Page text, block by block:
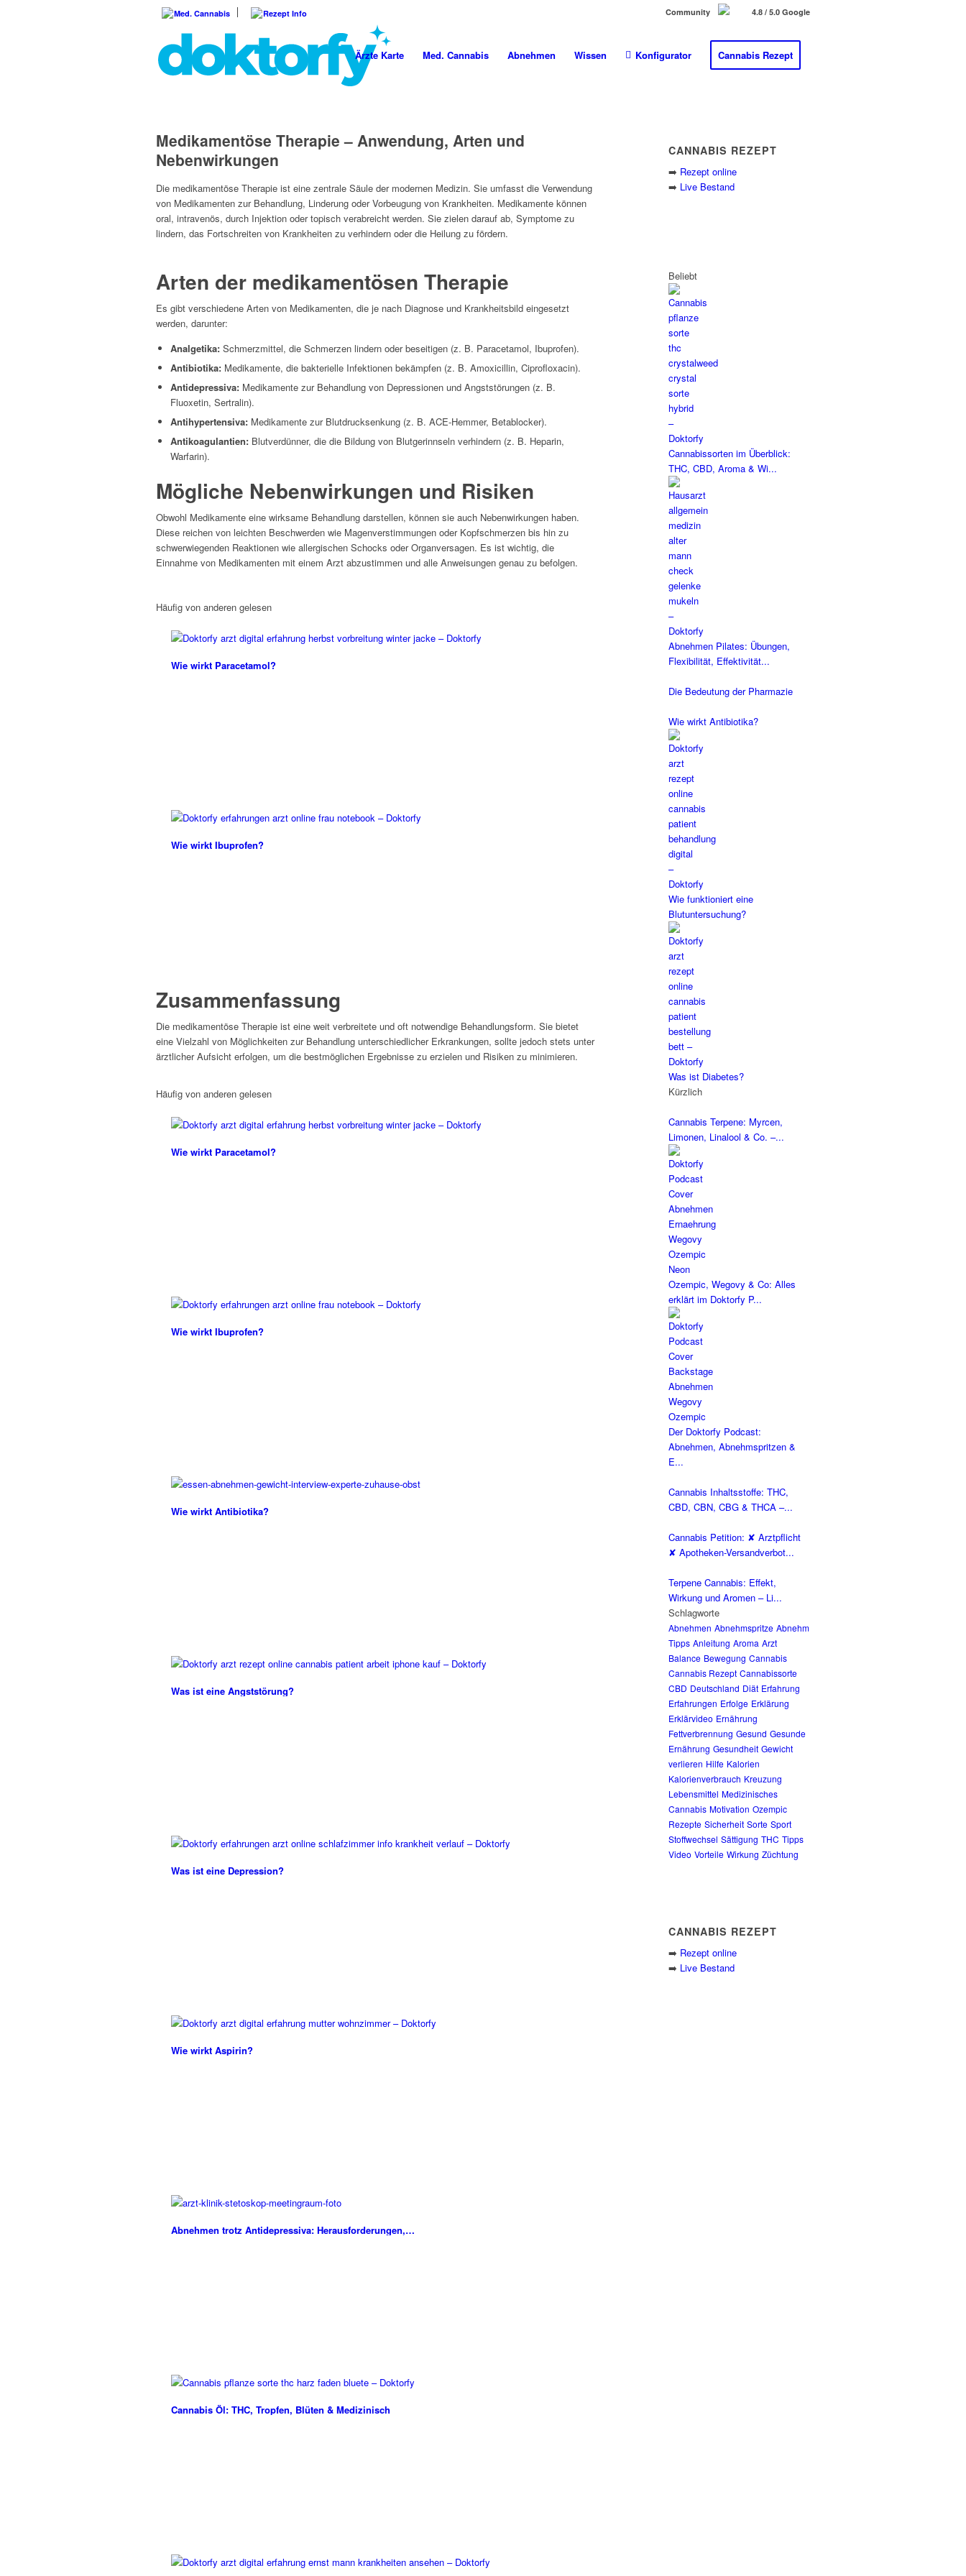
Med. Cannabis Rezept Info Community 4.8 / 5.0 Google
Ärzte Karte Med. Cannabis Abnehmen Wissen Konfigurator Cannabis Rezept
Medikamentöse Therapie – Anwendung, Arten und
Nebenwirkungen
Die medikamentöse Therapie ist eine zentrale Säule der modernen Medizin. Sie umfasst die Verwendung
von Medikamenten zur Behandlung, Linderung oder Vorbeugung von Krankheiten. Medikamente können
oral, intravenös, durch Injektion oder topisch verabreicht werden. Sie zielen darauf ab, Symptome zu
lindern, das Fortschreiten von Krankheiten zu verhindern oder die Heilung zu fördern.
Arten der medikamentösen Therapie
Es gibt verschiedene Arten von Medikamenten, die je nach Diagnose und Krankheitsbild eingesetzt
werden, darunter:
Analgetika: Schmerzmittel, die Schmerzen lindern oder beseitigen (z. B. Paracetamol, Ibuprofen).
Antibiotika: Medikamente, die bakterielle Infektionen bekämpfen (z. B. Amoxicillin, Ciprofloxacin).
Antidepressiva: Medikamente zur Behandlung von Depressionen und Angststörungen (z. B.
Fluoxetin, Sertralin).
Antihypertensiva: Medikamente zur Blutdrucksenkung (z. B. ACE-Hemmer, Betablocker).
Antikoagulantien: Blutverdünner, die die Bildung von Blutgerinnseln verhindern (z. B. Heparin,
Warfarin).
Mögliche Nebenwirkungen und Risiken
Obwohl Medikamente eine wirksame Behandlung darstellen, können sie auch Nebenwirkungen haben.
Diese reichen von leichten Beschwerden wie Magenverstimmungen oder Kopfschmerzen bis hin zu
schwerwiegenden Reaktionen wie allergischen Schocks oder Organversagen. Es ist wichtig, die
Einnahme von Medikamenten mit einem Arzt abzustimmen und alle Anweisungen genau zu befolgen.
Häufig von anderen gelesen
Wie wirkt Paracetamol?
Wie wirkt Ibuprofen?
Zusammenfassung
Die medikamentöse Therapie ist eine weit verbreitete und oft notwendige Behandlungsform. Sie bietet
eine Vielzahl von Möglichkeiten zur Behandlung unterschiedlicher Erkrankungen, sollte jedoch stets unter
ärztlicher Aufsicht erfolgen, um die bestmöglichen Ergebnisse zu erzielen und Risiken zu minimieren.
Häufig von anderen gelesen
Wie wirkt Paracetamol?
Wie wirkt Ibuprofen?
Wie wirkt Antibiotika?
Was ist eine Angststörung?
Was ist eine Depression?
Wie wirkt Aspirin?
Abnehmen trotz Antidepressiva: Herausforderungen,…
Cannabis Öl: THC, Tropfen, Blüten & Medizinisch
CANNABIS REZEPT
➡️ Rezept online
➡️ Live Bestand
Beliebt
Cannabissorten im Überblick:
THC, CBD, Aroma & Wi...
Abnehmen Pilates: Übungen,
Flexibilität, Effektivität...
Die Bedeutung der Pharmazie
Wie wirkt Antibiotika?
Wie funktioniert eine
Blutuntersuchung?
Was ist Diabetes?
Kürzlich
Cannabis Terpene: Myrcen,
Limonen, Linalool & Co. –...
Ozempic, Wegovy & Co: Alles
erklärt im Doktorfy P...
Der Doktorfy Podcast:
Abnehmen, Abnehmspritzen &
E...
Cannabis Inhaltsstoffe: THC,
CBD, CBN, CBG & THCA –...
Cannabis Petition: ✘ Arztpflicht
✘ Apotheken-Versandverbot...
Terpene Cannabis: Effekt,
Wirkung und Aromen – Li...
Schlagworte
Abnehmen Abnehmspritze Abnehm
Tipps Anleitung Aroma Arzt
Balance Bewegung Cannabis
Cannabis Rezept Cannabissorte
CBD Deutschland Diät Erfahrung
Erfahrungen Erfolge Erklärung
Erklärvideo Ernährung
Fettverbrennung Gesund Gesunde
Ernährung Gesundheit Gewicht
verlieren Hilfe Kalorien
Kalorienverbrauch Kreuzung
Lebensmittel Medizinisches
Cannabis Motivation Ozempic
Rezepte Sicherheit Sorte Sport
Stoffwechsel Sättigung THC Tipps
Video Vorteile Wirkung Züchtung
CANNABIS REZEPT
➡️ Rezept online
➡️ Live Bestand